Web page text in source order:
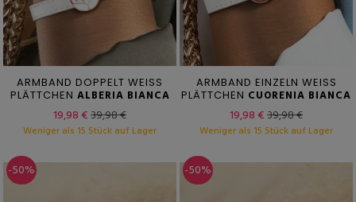
ARMBAND DOPPELT WEISS
PLÄTTCHEN ALBERIA BIANCA
19,98 €39,98 €
Weniger als 15 Stück auf Lager
ARMBAND EINZELN WEISS
PLÄTTCHEN CUORENIA BIANCA
19,98 €39,98 €
Weniger als 15 Stück auf Lager
-50% -50%